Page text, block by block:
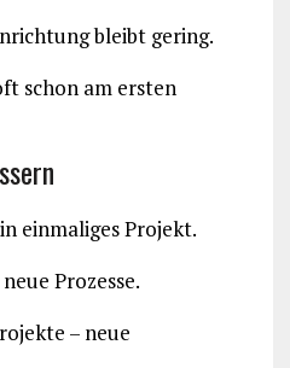
bleibt gering.
schon am ersten
einmaliges Projekt.
Prozesse.
– neue